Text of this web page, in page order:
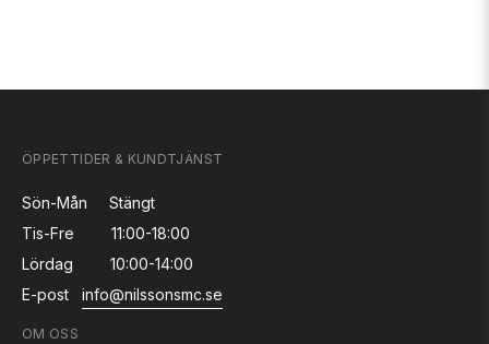
ÖPPETTIDER & KUNDTJÄNST
Sön-Mån
Stängt
Tis-Fre
11:00-18:00
Lördag
10:00-14:00
E-post
info@nilssonsmc.se
OM OSS